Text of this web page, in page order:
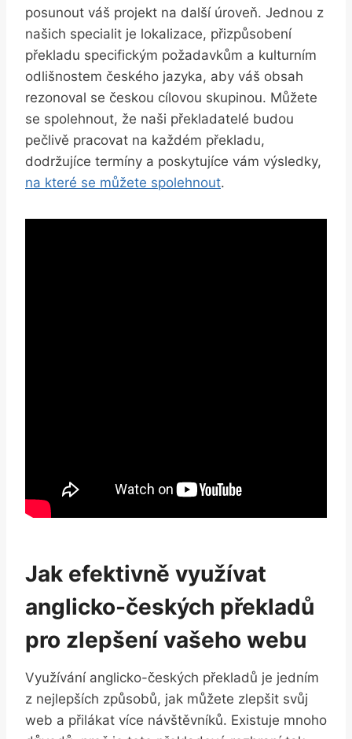
posunout váš projekt na další úroveň. Jednou z
našich specialit je lokalizace, přizpůsobení
překladu specifickým požadavkům a kulturním
odlišnostem českého jazyka, aby váš obsah
rezonoval se českou cílovou skupinou. Můžete
se spolehnout, že naši překladatelé budou
pečlivě pracovat na každém překladu,
dodržujíce termíny a poskytujíce vám výsledky,
na které se můžete spolehnout.
Jak efektivně využívat
anglicko-českých překladů
pro zlepšení vašeho webu
Využívání anglicko-českých překladů je jedním
z nejlepších způsobů, jak můžete zlepšit svůj
web a přilákat více návštěvníků. Existuje mnoho